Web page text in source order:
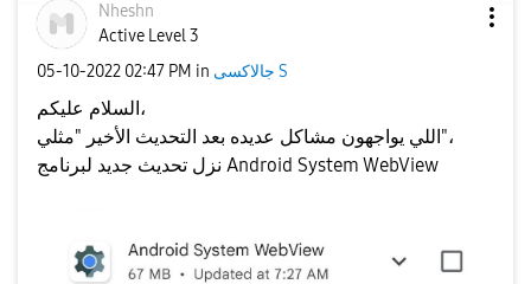
Nheshn
Active Level 3
‎05-10-2022 02:47 PM in جالاكسى S
السلام عليكم،
اللي يواجهون مشاكل عديده بعد التحديث الأخير "مثلي"،
نزل تحديث جديد لبرنامج Android System WebView